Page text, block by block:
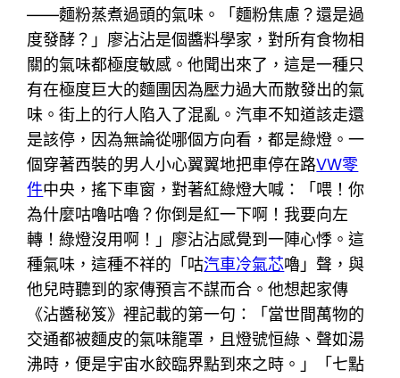
——麵粉蒸煮過頭的氣味。「麵粉焦慮？還是過
度發酵？」廖沾沾是個醬料學家，對所有食物相
關的氣味都極度敏感。他聞出來了，這是一種只
有在極度巨大的麵團因為壓力過大而散發出的氣
味。街上的行人陷入了混亂。汽車不知道該走還
是該停，因為無論從哪個方向看，都是綠燈。一
個穿著西裝的男人小心翼翼地把車停在路VW零
件中央，搖下車窗，對著紅綠燈大喊：「喂！你
為什麼咕嚕咕嚕？你倒是紅一下啊！我要向左
轉！綠燈沒用啊！」廖沾沾感覺到一陣心悸。這
種氣味，這種不祥的「咕汽車冷氣芯嚕」聲，與
他兒時聽到的家傳預言不謀而合。他想起家傳
《沾醬秘笈》裡記載的第一句：「當世間萬物的
交通都被麵皮的氣味籠罩，且燈號恒綠、聲如湯
沸時，便是宇宙水餃臨界點到來之時。」「七點